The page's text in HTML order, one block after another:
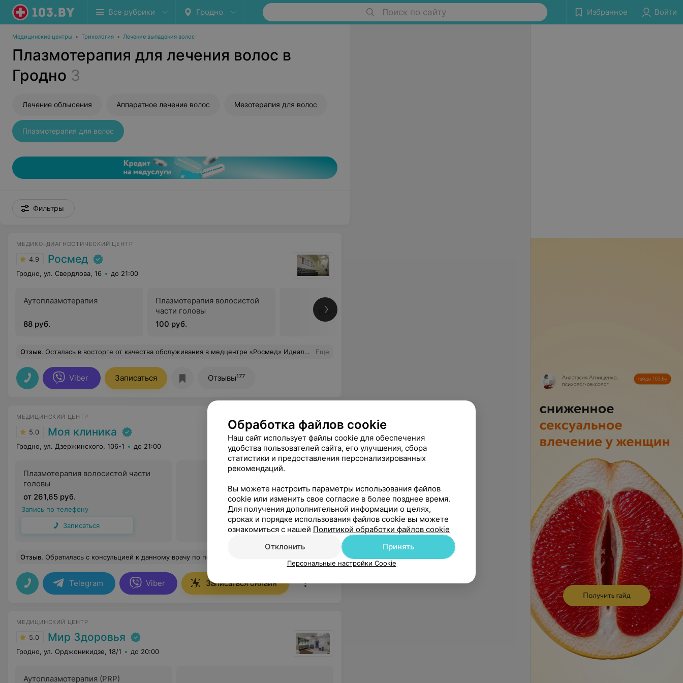
Все рубрики Гродно Поиск по сайту Избранное Войти
Медицинские центры • Трихология • Лечение выпадения волос
Плазмотерапия для лечения волос в
Гродно 3
Лечение облысения Аппаратное лечение волос Мезотерапия для волос
Плазмотерапия для волос
Фильтры
МЕДИКО-ДИАГНОСТИЧЕСКИЙ ЦЕНТР
4.9 Росмед
Гродно, ул. Свердлова, 16 до 21:00
Аутоплазмотерапия
88 руб.
Плазмотерапия волосистой
части головы
100 руб.
Все цены
Отзыв. Осталась в восторге от качества обслуживания в медцентре «Росмед» Идеальное сочетание грамотности специалистов и высокотехнологичной диагностики. Рекомендую. Еще
Viber Записаться Отзывы177
МЕДИЦИНСКИЙ ЦЕНТР
5.0 Моя клиника
Гродно, ул. Дзержинского, 106-1 до 21:00
Плазмотерапия волосистой части
головы
от 261,65 руб.
Запись по телефону
Записаться
Все цены
Отзыв. Обратилась с консульцией к данному врачу по поводу фиброаденомы в груди. Доктор внимательно выслушала и ответила на все вопросы доступным языком, уделила достаточно времени, чтобы все разъяснить.Приятная и милая девушка.С ней было комфортно и легко общаться,не было скованности и стеснения. Создает атмосферу доверия и комфорта. Очень довольна посещением и рекомендую!
Telegram Viber Записаться онлайн
МЕДИЦИНСКИЙ ЦЕНТР
5.0 Мир Здоровья
Гродно, ул. Орджоникидзе, 18/1 до 20:00
Аутоплазмотерапия (PRP)
Обработка файлов cookie
Наш сайт использует файлы cookie для обеспечения
удобства пользователей сайта, его улучшения, сбора
статистики и предоставления персонализированных
рекомендаций.
Вы можете настроить параметры использования файлов
cookie или изменить свое согласие в более позднее время.
Для получения дополнительной информации о целях,
сроках и порядке использования файлов cookie вы можете
ознакомиться с нашей Политикой обработки файлов cookie
Отклонить
Принять
Персональные настройки Cookie